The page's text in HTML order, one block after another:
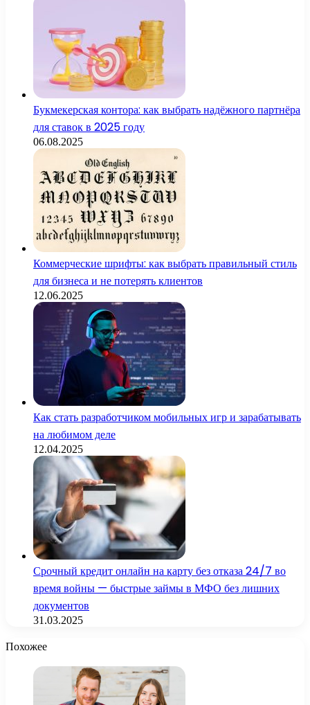
Букмекерская контора: как выбрать надёжного партнёра
для ставок в 2025 году
06.08.2025
Коммерческие шрифты: как выбрать правильный стиль
для бизнеса и не потерять клиентов
12.06.2025
Как стать разработчиком мобильных игр и зарабатывать
на любимом деле
12.04.2025
Срочный кредит онлайн на карту без отказа 24/7 во
время войны — быстрые займы в МФО без лишних
документов
31.03.2025
Похожее